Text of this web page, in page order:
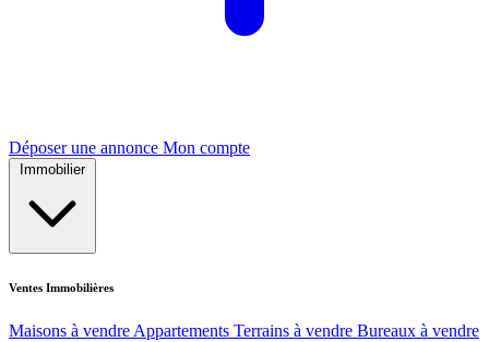
Déposer une annonce Mon compte
Immobilier
Ventes Immobilières
Maisons à vendre Appartements Terrains à vendre Bureaux à vendre